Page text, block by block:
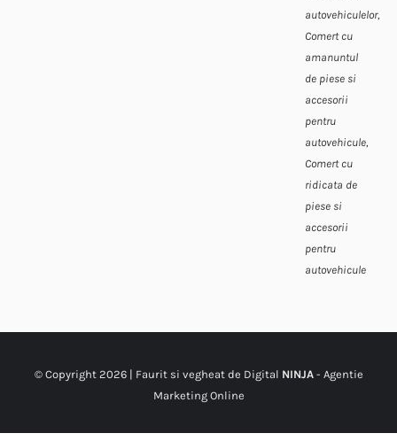
autovehiculelor,
Comert cu
amanuntul
de piese si
accesorii
pentru
autovehicule,
Comert cu
ridicata de
piese si
accesorii
pentru
autovehicule
© Copyright 2026 | Faurit si vegheat de Digital NINJA- Agentie
Marketing Online